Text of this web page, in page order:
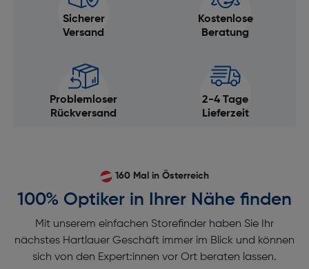
USB-Massenspeicher: Nein
Memory Card Speicheraustausch: Ja
Rückkamera-Typ: Dreifach-Kamera
Auflösung Rückkamera (numerisch) [MP]: 50
Auflösung Rückkamera [Pixel]: 1.920 x 1.080
Frontkamera-Typ: Einzelne Kamera
Rückkamera-Blitz: Ja
Autofokus: Ja
Sicherer
Versand
Kostenlose
Beratung
Problemloser
Rückversand
2-4 Tage
Lieferzeit
160 Mal in Österreich
100% Optiker in Ihrer Nähe finden
Mit unserem einfachen Storefinder haben Sie Ihr
nächstes Hartlauer Geschäft immer im Blick und können
sich von den Expert:innen vor Ort beraten lassen.